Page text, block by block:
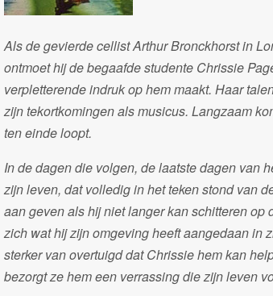
Als de gevierde cellist Arthur Bronckhorst in
ontmoet hij de begaafde studente Chrissie
verpletterende indruk op hem maakt. Haar
zijn tekortkomingen als musicus. Langzaam
ten einde loopt.
In de dagen die volgen, de laatste dagen van
zijn leven, dat volledig in het teken stond van
aan geven als hij niet langer kan schitteren
zich wat hij zijn omgeving heeft aangedaan in
sterker van overtuigd dat Chrissie hem kan
bezorgt ze hem een verrassing die zijn leven